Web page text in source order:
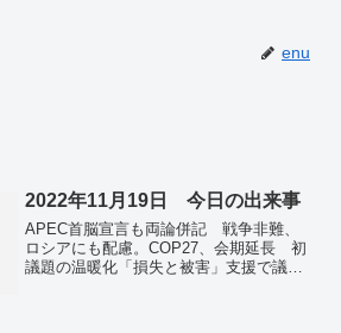
enu
2022年11月19日 今日の出来事
APEC首脳宣言も両論併記 戦争非難、
ロシアにも配慮。COP27、会期延長 初
議題の温暖化「損失と被害」支援で議論